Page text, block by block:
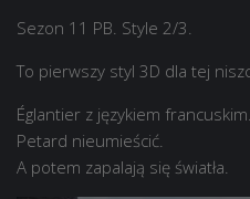
Sezon 11 PB. Style 2/3.
To pierwszy styl 3D dla tej
Églantier z językiem
Petard nieumieścić.
A potem zapalają się światła.